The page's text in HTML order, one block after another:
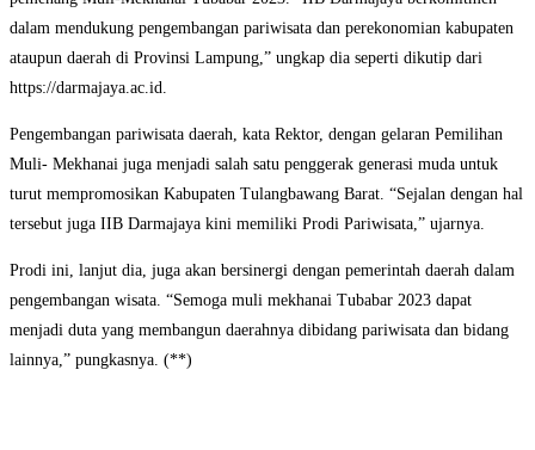
dalam mendukung pengembangan pariwisata dan perekonomian kabupaten
ataupun daerah di Provinsi Lampung,” ungkap dia seperti dikutip dari
https://darmajaya.ac.id.
Pengembangan pariwisata daerah, kata Rektor, dengan gelaran Pemilihan
Muli- Mekhanai juga menjadi salah satu penggerak generasi muda untuk
turut mempromosikan Kabupaten Tulangbawang Barat. “Sejalan dengan hal
tersebut juga IIB Darmajaya kini memiliki Prodi Pariwisata,” ujarnya.
Prodi ini, lanjut dia, juga akan bersinergi dengan pemerintah daerah dalam
pengembangan wisata. “Semoga muli mekhanai Tubabar 2023 dapat
menjadi duta yang membangun daerahnya dibidang pariwisata dan bidang
lainnya,” pungkasnya. (**)